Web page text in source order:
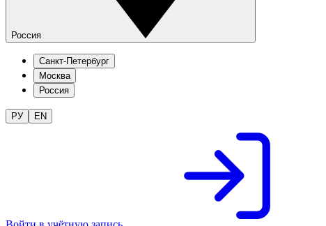
Россия
Санкт-Петербург
Москва
Россия
РУ EN